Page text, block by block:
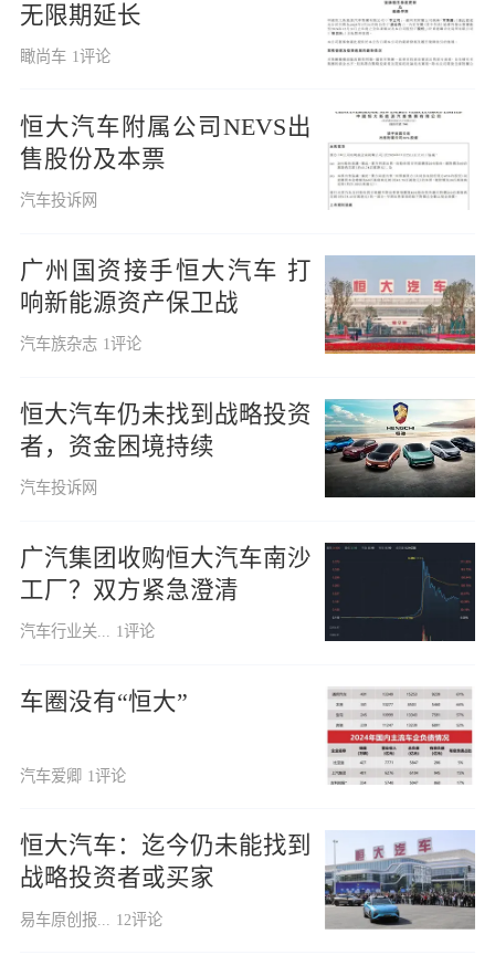
无限期延长
瞰尚车 1评论
恒大汽车附属公司NEVS出
售股份及本票
汽车投诉网
广州国资接手恒大汽车 打
响新能源资产保卫战
汽车族杂志 1评论
恒大汽车仍未找到战略投资
者，资金困境持续
汽车投诉网
广汽集团收购恒大汽车南沙
工厂？双方紧急澄清
汽车行业关... 1评论
车圈没有“恒大”
汽车爱卿 1评论
恒大汽车：迄今仍未能找到
战略投资者或买家
易车原创报... 12评论